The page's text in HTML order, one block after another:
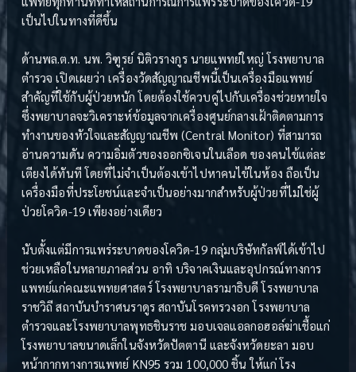
เป็นไปในทางที่ดีขึ้น
ด้านพล.ต.ท. นพ. วิฑูรย์ นิติวรางกูร นายแพทย์ใหญ่ โรงพยาบาล
ตำรวจ เปิดเผยว่า เครื่องวัดสัญญาณชีพนี้เป็นเครื่องมือแพทย์
สำคัญที่ใช้กับผู้ป่วยหนัก โดยต้องใช้ควบคู่ไปกับเครื่องช่วยหายใจ
ซึ่งพยาบาลจะวิเคราะห์ข้อมูลจากเครื่องศูนย์กลางเฝ้าติดตามการ
ทำงานของหัวใจและสัญญาณชีพ (Central Monitor) ที่สามารถ
อ่านความดัน ความอิ่มตัวของออกซิเจนในเลือด ของคนไข้แต่ละ
เตียงได้ทันที โดยที่ไม่จำเป็นต้องเข้าไปหาคนไข้ในห้อง ถือเป็น
เครื่องมือที่ประโยชน์และจำเป็นอย่างมากสำหรับผู้ป่วยที่ไม่ใช่ผู้
ป่วยโควิด-19 เพียงอย่างเดียว
นับตั้งแต่มีการแพร่ระบาดของโควิด-19 กลุ่มบริษัทกัลฟ์ได้เข้าไป
ช่วยเหลือในหลายภาคส่วน อาทิ บริจาคเงินและอุปกรณ์ทางการ
แพทย์แก่คณะแพทยศาสตร์ โรงพยาบาลรามาธิบดี โรงพยาบาล
ราชวิถี สถาบันบำราศนราดูร สถาบันโรคทรวงอก โรงพยาบาล
ตำรวจและโรงพยาบาลพุทธชินราช มอบเจลแอลกอฮอล์ฆ่าเชื้อแก่
โรงพยาบาลขนาดเล็กในจังหวัดปัตตานี และจังหวัดยะลา มอบ
หน้ากากทางการแพทย์ KN95 รวม 100,000 ชิ้น ให้แก่ โรง